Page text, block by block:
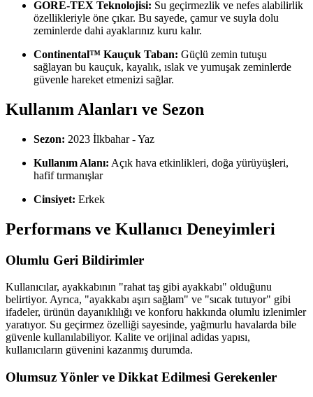
GORE-TEX Teknolojisi: Su geçirmezlik ve nefes alabilirlik
özellikleriyle öne çıkar. Bu sayede, çamur ve suyla dolu
zeminlerde dahi ayaklarınız kuru kalır.
Continental™ Kauçuk Taban: Güçlü zemin tutuşu
sağlayan bu kauçuk, kayalık, ıslak ve yumuşak zeminlerde
güvenle hareket etmenizi sağlar.
Kullanım Alanları ve Sezon
Sezon: 2023 İlkbahar - Yaz
Kullanım Alanı: Açık hava etkinlikleri, doğa yürüyüşleri,
hafif tırmanışlar
Cinsiyet: Erkek
Performans ve Kullanıcı Deneyimleri
Olumlu Geri Bildirimler
Kullanıcılar, ayakkabının "rahat taş gibi ayakkabı" olduğunu
belirtiyor. Ayrıca, "ayakkabı aşırı sağlam" ve "sıcak tutuyor" gibi
ifadeler, ürünün dayanıklılığı ve konforu hakkında olumlu izlenimler
yaratıyor. Su geçirmez özelliği sayesinde, yağmurlu havalarda bile
güvenle kullanılabiliyor. Kalite ve orijinal adidas yapısı,
kullanıcıların güvenini kazanmış durumda.
Olumsuz Yönler ve Dikkat Edilmesi Gerekenler